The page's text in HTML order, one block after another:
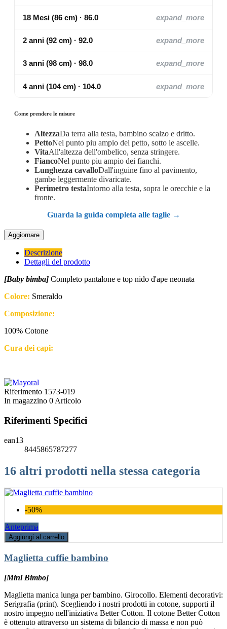
18 Mesi (86 cm) · 86.0 expand_more
2 anni (92 cm) · 92.0 expand_more
3 anni (98 cm) · 98.0 expand_more
4 anni (104 cm) · 104.0 expand_more
Come prendere le misure
AltezzaDa terra alla testa, bambino scalzo e dritto.
PettoNel punto piu ampio del petto, sotto le ascelle.
VitaAll'altezza dell'ombelico, senza stringere.
FiancoNel punto piu ampio dei fianchi.
Lunghezza cavalloDall'inguine fino al pavimento,
gambe leggermente divaricate.
Perimetro testaIntorno alla testa, sopra le orecchie e la
fronte.
Guarda la guida completa alle taglie →
Descrizione
Dettagli del prodotto
[Baby bimba] Completo pantalone e top nido d'ape neonata
Colore: Smeraldo
Composizione:
100% Cotone
Cura dei capi:
Riferimento 1573-019
In magazzino 0 Articolo
Riferimenti Specifici
ean13
8445865787277
16 altri prodotti nella stessa categoria
-50%
Anteprima
Aggiungi al carrello
Maglietta cuffie bambino
[Mini Bimbo]
Maglietta manica lunga per bambino. Girocollo. Elementi decorativi:
Serigrafia (print). Scegliendo i nostri prodotti in cotone, supporti il
nostro impegno nell'iniziativa Better Cotton. Il cotone Better Cotton
è ottenuto attraverso un sistema di bilancio di massa e non può